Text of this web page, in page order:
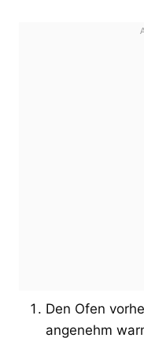
Den Ofen
angenehm